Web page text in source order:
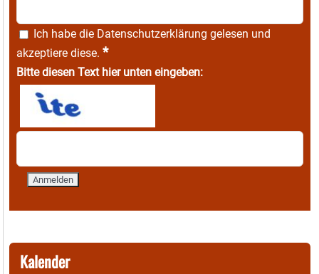
Ich habe die Datenschutzerklärung gelesen und
akzeptiere diese. *
Bitte diesen Text hier unten eingeben:
Kalender